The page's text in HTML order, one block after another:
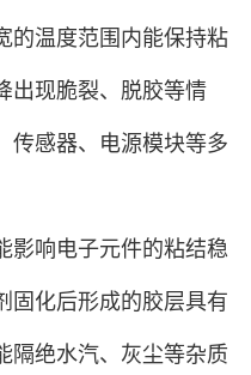
的温度范围内能保持粘
出现脆裂、脱胶等情
传感器、电源模块等多
影响电子元件的粘结稳
固化后形成的胶层具有
隔绝水汽、灰尘等杂质